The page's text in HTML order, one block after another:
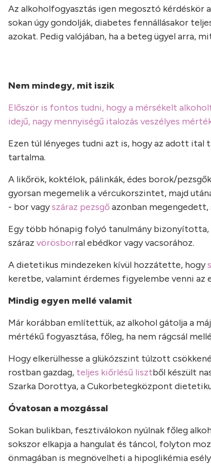
Az alkoholfogyasztás igen megosztó kérdéskör
sokan úgy gondolják, diabetes fennállásakor
azokat. Pedig valójában, ha a beteg ügyel arra,
Nem mindegy, mit iszik
Először is fontos tudni, hogy a mérsékelt
idejű, nagy mennyiségű italozás veszélyes
Ezen túl lényeges tudni azt is, hogy az adott
tartalma.
A likőrök, koktélok, pálinkák, édes borok/
gyorsan megemelik a vércukorszintet, majd
- bor vagyszáraz pezsgőazonban
Egy több hónapig folyó tanulmány bizonyította,
száraz vörösborral ebédkor vagy vacsorához.
A dietetikus mindezeken kívül hozzátette, hogy
keretbe, valamint érdemes figyelembe venni az
Mindig egyen mellé valamit
Már korábban említettük, az alkohol gátolja a
mértékű fogyasztása, főleg, ha nem rágcsál
Hogy elkerülhesse a glükózszint túlzott
rostban gazdag, teljes kiőrlésű lisztből készült
Szarka Dorottya, a Cukorbetegközpont
Óvatosan a mozgással
Sokan bulikban, fesztiválokon nyúlnak főleg
sokszor elkapja a hangulat és táncol, folyton
önmagában is megnövelheti a hipoglikémia